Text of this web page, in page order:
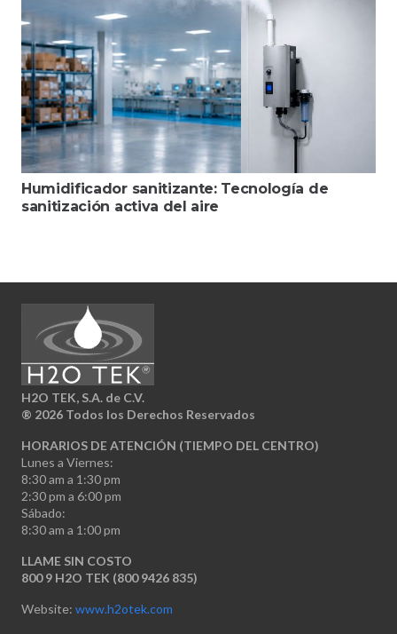
Humidificador sanitizante: Tecnología de
sanitización activa del aire
H2O TEK, S.A. de C.V.
® 2026 Todos los Derechos Reservados
HORARIOS DE ATENCIÓN (TIEMPO DEL CENTRO)
Lunes a Viernes:
8:30 am a 1:30 pm
2:30 pm a 6:00 pm
Sábado:
8:30 am a 1:00 pm
LLAME SIN COSTO
800 9 H2O TEK (800 9426 835)
Website: www.h2otek.com